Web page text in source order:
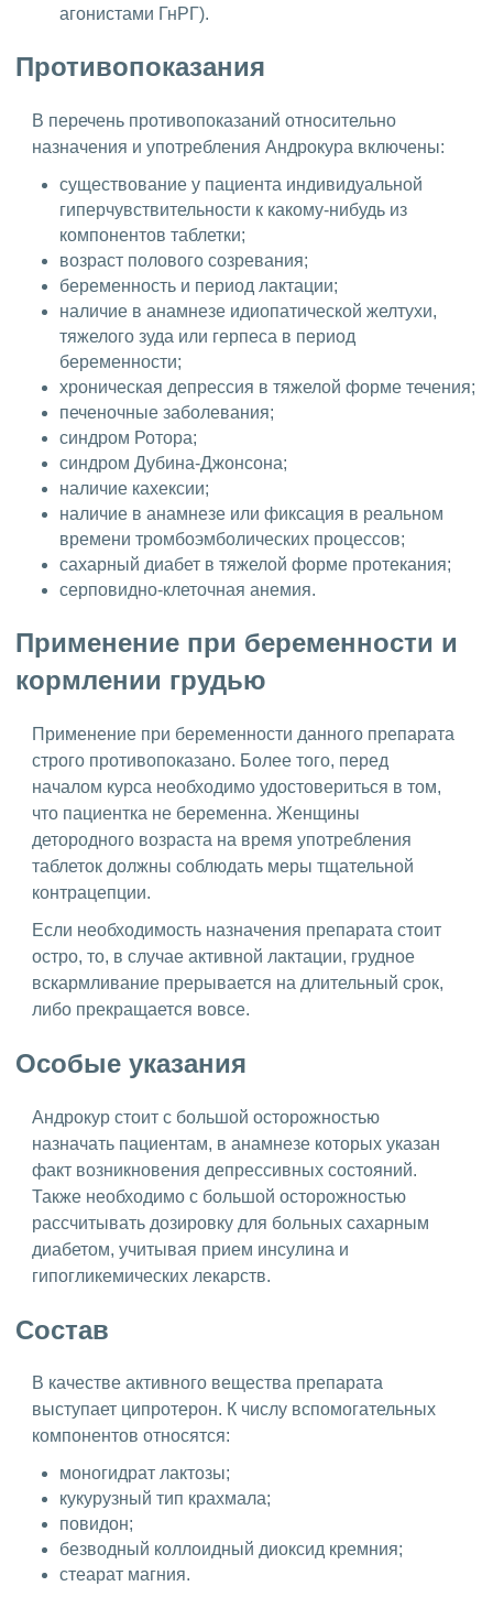
агонистами ГнРГ).
Противопоказания
В перечень противопоказаний относительно
назначения и употребления Андрокура включены:
существование у пациента индивидуальной
гиперчувствительности к какому-нибудь из
компонентов таблетки;
возраст полового созревания;
беременность и период лактации;
наличие в анамнезе идиопатической желтухи,
тяжелого зуда или герпеса в период
беременности;
хроническая депрессия в тяжелой форме течения;
печеночные заболевания;
синдром Ротора;
синдром Дубина-Джонсона;
наличие кахексии;
наличие в анамнезе или фиксация в реальном
времени тромбоэмболических процессов;
сахарный диабет в тяжелой форме протекания;
серповидно-клеточная анемия.
Применение при беременности и
кормлении грудью
Применение при беременности данного препарата
строго противопоказано. Более того, перед
началом курса необходимо удостовериться в том,
что пациентка не беременна. Женщины
детородного возраста на время употребления
таблеток должны соблюдать меры тщательной
контрацепции.
Если необходимость назначения препарата стоит
остро, то, в случае активной лактации, грудное
вскармливание прерывается на длительный срок,
либо прекращается вовсе.
Особые указания
Андрокур стоит с большой осторожностью
назначать пациентам, в анамнезе которых указан
факт возникновения депрессивных состояний.
Также необходимо с большой осторожностью
рассчитывать дозировку для больных сахарным
диабетом, учитывая прием инсулина и
гипогликемических лекарств.
Состав
В качестве активного вещества препарата
выступает ципротерон. К числу вспомогательных
компонентов относятся:
моногидрат лактозы;
кукурузный тип крахмала;
повидон;
безводный коллоидный диоксид кремния;
стеарат магния.